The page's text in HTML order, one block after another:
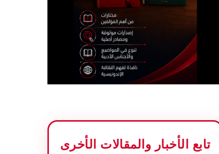
تابع الأخبار والمقالات الأخرى